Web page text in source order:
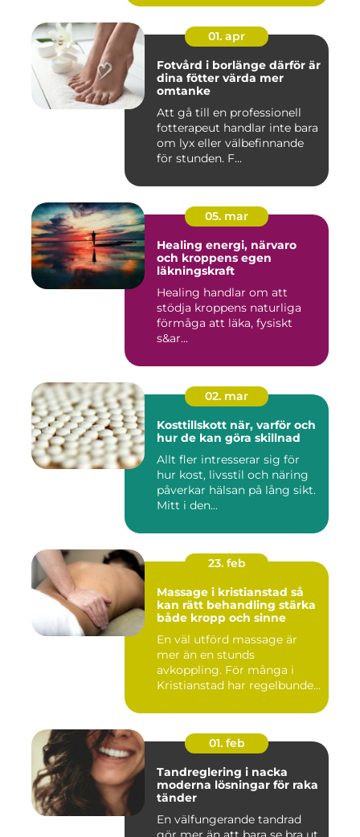
01. apr
Fotvård i borlänge därför är
dina fötter värda mer
omtanke
Att gå till en professionell
fotterapeut handlar inte bara
om lyx eller välbefinnande
för stunden. F...
05. mar
Healing energi, närvaro
och kroppens egen
läkningskraft
Healing handlar om att
stödja kroppens naturliga
förmåga att läka, fysiskt
s&ar...
02. mar
Kosttillskott när, varför och
hur de kan göra skillnad
Allt fler intresserar sig för
hur kost, livsstil och näring
påverkar hälsan på lång sikt.
Mitt i den...
23. feb
Massage i kristianstad så
kan rätt behandling stärka
både kropp och sinne
En väl utförd massage är
mer än en stunds
avkoppling. För många i
Kristianstad har regelbunden
01. feb
Tandreglering i nacka
moderna lösningar för raka
tänder
En välfungerande tandrad